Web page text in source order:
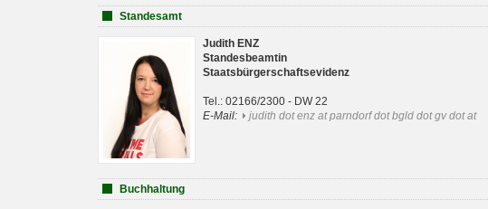
Standesamt
Judith ENZ
Standesbeamtin
Staatsbürgerschaftsevidenz
Tel.: 02166/2300 - DW 22
E-Mail:
judith dot enz at parndorf dot bgld dot gv dot at
Buchhaltung